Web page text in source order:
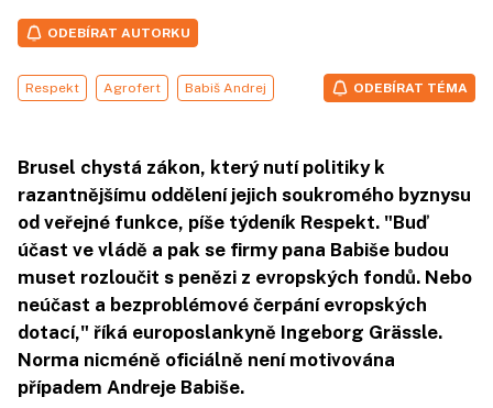
ODEBÍRAT AUTORKU
Respekt Agrofert Babiš Andrej ODEBÍRAT TÉMA
Brusel chystá zákon, který nutí politiky k
razantnějšímu oddělení jejich soukromého byznysu
od veřejné funkce, píše týdeník Respekt. "Buď
účast ve vládě a pak se firmy pana Babiše budou
muset rozloučit s penězi z evropských fondů. Nebo
neúčast a bezproblémové čerpání evropských
dotací," říká europoslankyně Ingeborg Grässle.
Norma nicméně oficiálně není motivována
případem Andreje Babiše.